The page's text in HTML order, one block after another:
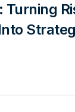
Turning